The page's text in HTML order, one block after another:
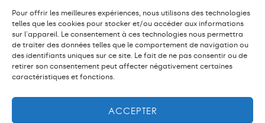
Pour offrir les meilleures expériences, nous utilisons des technologies
telles que les cookies pour stocker et/ou accéder aux informations
sur l'appareil. Le consentement à ces technologies nous permettra
de traiter des données telles que le comportement de navigation ou
des identifiants uniques sur ce site. Le fait de ne pas consentir ou de
retirer son consentement peut affecter négativement certaines
caractéristiques et fonctions.
ACCEPTER
RC – Résolution de l’Assemblée du
personnel du 16 avril 2024
avril 16, 2024
Contre les hausses de cotisations des
personnels affiliés aux caisses de prévoyance
de la CPEG, de la police et des TPG....